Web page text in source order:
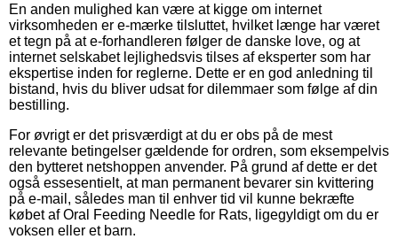
En anden mulighed kan være at kigge om internet
virksomheden er e-mærke tilsluttet, hvilket længe har været
et tegn på at e-forhandleren følger de danske love, og at
internet selskabet lejlighedsvis tilses af eksperter som har
ekspertise inden for reglerne. Dette er en god anledning til
bistand, hvis du bliver udsat for dilemmaer som følge af din
bestilling.
For øvrigt er det prisværdigt at du er obs på de mest
relevante betingelser gældende for ordren, som eksempelvis
den bytteret netshoppen anvender. På grund af dette er det
også essesentielt, at man permanent bevarer sin kvittering
på e-mail, således man til enhver tid vil kunne bekræfte
købet af Oral Feeding Needle for Rats, ligegyldigt om du er
voksen eller et barn.